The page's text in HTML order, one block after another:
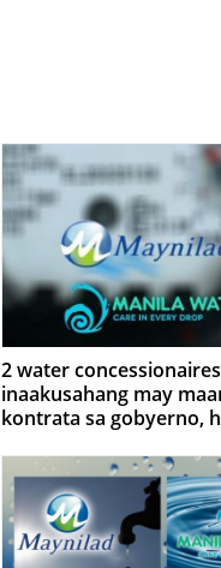
2 water
inaakusahang may
kontrata sa gobyerno,